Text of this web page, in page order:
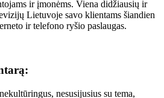
ir įmonėms. Viena didžiausių ir
Lietuvoje savo klientams šiandien
ir telefono ryšio paslaugas.
nesusijusius su tema,